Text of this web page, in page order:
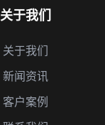
关于我们
关于我们
新闻资讯
客户案例